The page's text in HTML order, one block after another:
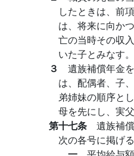
したときは、前
は、将来に向か
亡の当時その収
いた子とみなす。
３ 遺族補償年金
は、配偶者、子
弟姉妹の順序と
母を先にし、実
第十七条 遺族補
次の各号に掲げ